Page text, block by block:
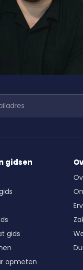
gidsen
gids
opmeten